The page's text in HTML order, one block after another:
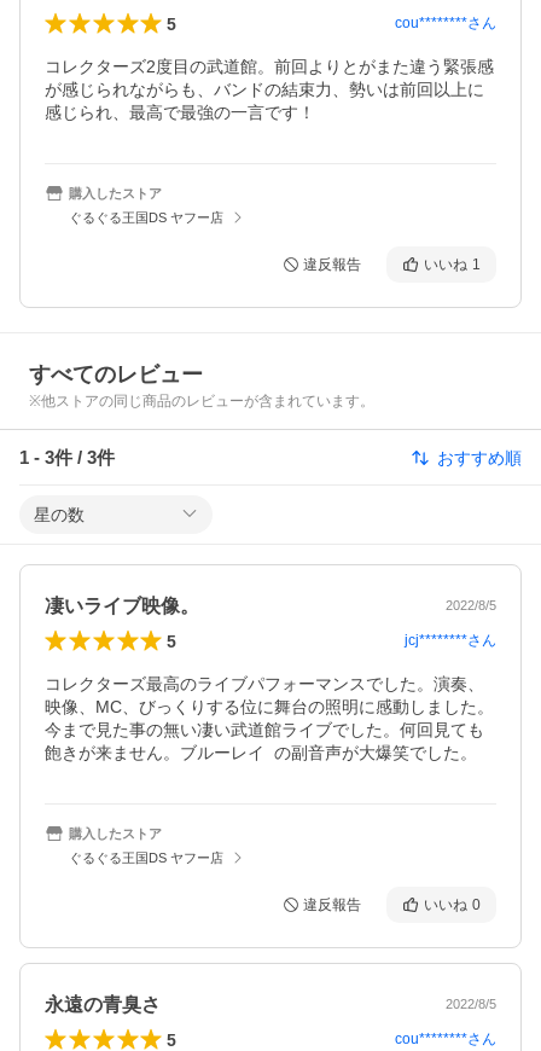
5 cou********さん
コレクターズ2度目の武道館。前回よりとがまた違う緊張感
が感じられながらも、バンドの結束力、勢いは前回以上に
感じられ、最高で最強の一言です！
購入したストア
ぐるぐる王国DS ヤフー店
違反報告 いいね 1
すべてのレビュー
※他ストアの同じ商品のレビューが含まれています。
1 - 3件 / 3件 おすすめ順
星の数
凄いライブ映像。 2022/8/5
5 jcj********さん
コレクターズ最高のライブパフォーマンスでした。演奏、
映像、MC、びっくりする位に舞台の照明に感動しました。
今まで見た事の無い凄い武道館ライブでした。何回見ても
飽きが来ません。ブルーレイ  の副音声が大爆笑でした。
購入したストア
ぐるぐる王国DS ヤフー店
違反報告 いいね 0
永遠の青臭さ 2022/8/5
5 cou********さん